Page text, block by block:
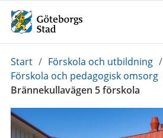
Du
är
här:
Start / Förskola och utbildning /
Förskola och pedagogisk omsorg
Brännekullavägen 5 förskola